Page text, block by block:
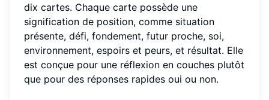
dix cartes. Chaque carte possède une
signification de position, comme situation
présente, défi, fondement, futur proche, soi,
environnement, espoirs et peurs, et résultat. Elle
est conçue pour une réflexion en couches plutôt
que pour des réponses rapides oui ou non.